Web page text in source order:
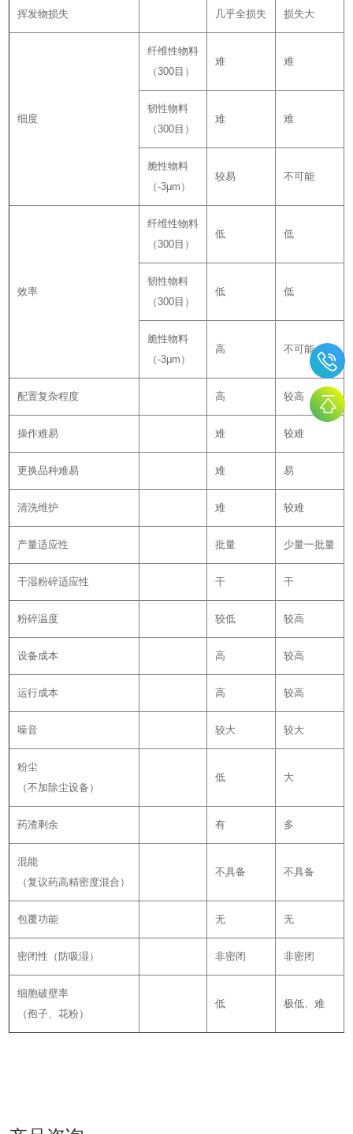
挥发物损失 几乎全损失 损失大
细度
纤维性物料
（300目）
难 难
韧性物料
（300目）
难 难
脆性物料
（-3μm）
较易 不可能
效率
纤维性物料
（300目）
低 低
韧性物料
（300目）
低 低
脆性物料
（-3μm）
高 不可能
配置复杂程度 高 较高
操作难易 难 较难
更换品种难易 难 易
清洗维护 难 较难
产量适应性 批量 少量一批量
干湿粉碎适应性 干 干
粉碎温度 较低 较高
设备成本 高 较高
运行成本 高 较高
噪音 较大 较大
粉尘
（不加除尘设备）
低 大
药渣剩余 有 多
混能
（复议药高精密度混合）
不具备 不具备
包覆功能 无 无
密闭性（防吸湿） 非密闭 非密闭
细胞破壁率
（孢子、花粉）
低 极低、难